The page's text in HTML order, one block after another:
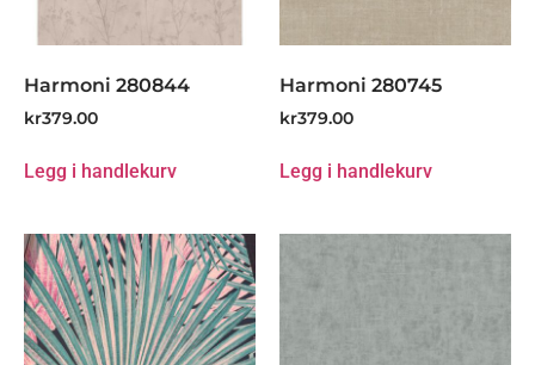
Harmoni 280844
kr379.00
Legg i handlekurv
Harmoni 280745
kr379.00
Legg i handlekurv